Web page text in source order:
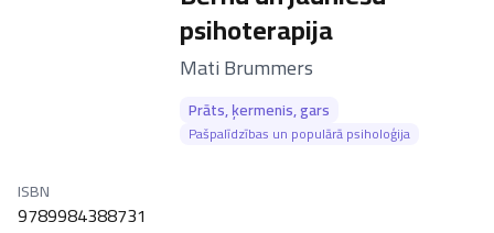
psihoterapija
–
Mati Brummers
Prāts, ķermenis, gars
Pašpalīdzības un populārā psiholoģija
ISBN
9789984388731